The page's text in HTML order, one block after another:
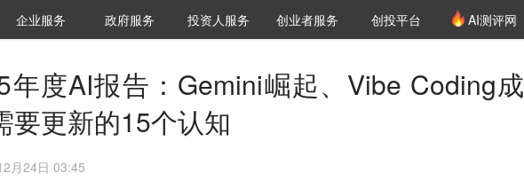
36Kr研究院
企业服务 城市之窗
政府服务 VClub投资机构库
投资机构职位推介
投资人服务 创投氪堂
创业者服务 创投平台 AI测评网
年度AI报告：Gemini崛起、Vibe Coding成
要更新的15个认知
月24日 03:45